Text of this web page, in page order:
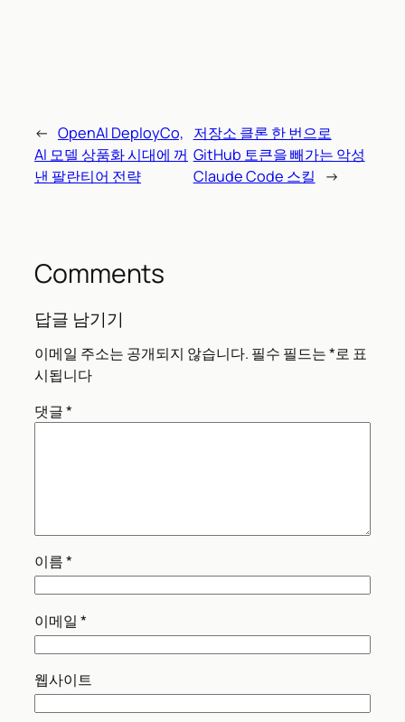
← OpenAI DeployCo,
AI 모델 상품화 시대에 꺼
낸 팔란티어 전략
저장소 클론 한 번으로
GitHub 토큰을 빼가는 악성
Claude Code 스킬
→
Comments
답글 남기기
이메일 주소는 공개되지 않습니다. 필수 필드는*로 표
시됩니다
댓글*
이름*
이메일 *
웹사이트